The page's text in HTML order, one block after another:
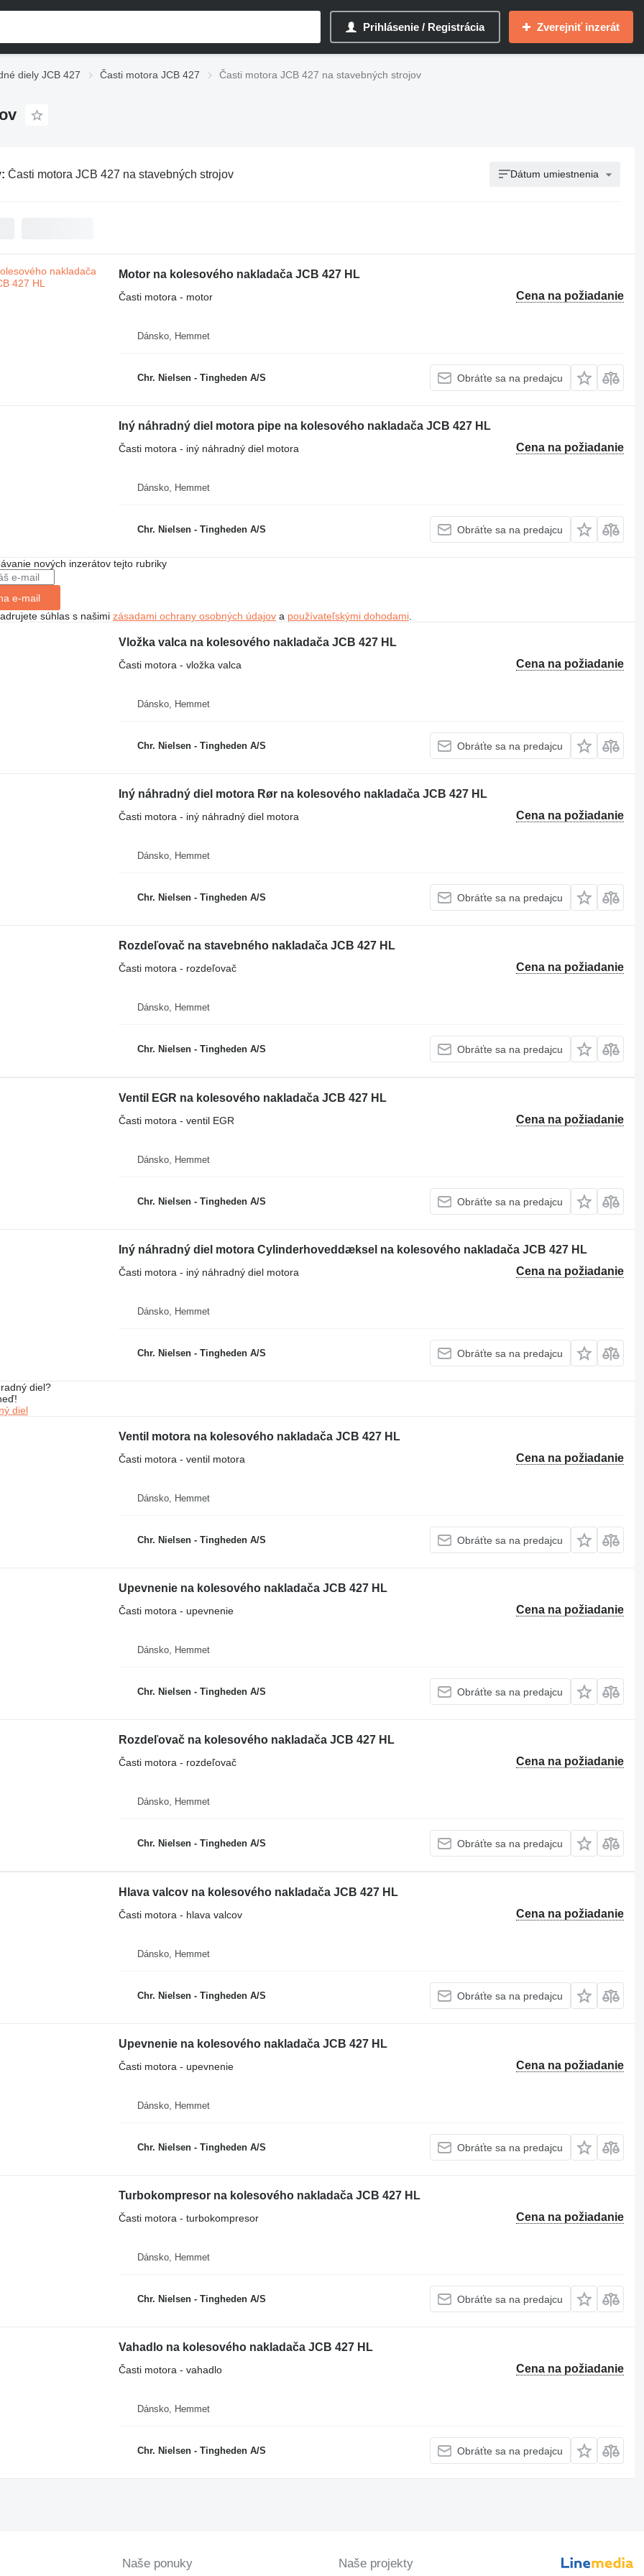
Prihlásenie / Registrácia Zverejniť inzerát
diely JCB 427 Časti motora JCB 427 Časti motora JCB 427 na stavebných strojov
Časti motora JCB 427 na stavebných strojov Dátum umiestnenia
Motor na kolesového nakladača JCB 427 HL
Cena na požiadanie
Časti motora - motor
Dánsko, Hemmet
Chr. Nielsen - Tingheden A/S Obráťte sa na predajcu
Iný náhradný diel motora pipe na kolesového nakladača JCB 427 HL
Cena na požiadanie
Časti motora - iný náhradný diel motora
Dánsko, Hemmet
Chr. Nielsen - Tingheden A/S Obráťte sa na predajcu
nových inzerátov tejto rubriky
e-mail
súhlas s našimi zásadami ochrany osobných údajova používateľskými dohodami.
Vložka valca na kolesového nakladača JCB 427 HL
Cena na požiadanie
Časti motora - vložka valca
Dánsko, Hemmet
Chr. Nielsen - Tingheden A/S Obráťte sa na predajcu
Iný náhradný diel motora Rør na kolesového nakladača JCB 427 HL
Cena na požiadanie
Časti motora - iný náhradný diel motora
Dánsko, Hemmet
Chr. Nielsen - Tingheden A/S Obráťte sa na predajcu
Rozdeľovač na stavebného nakladača JCB 427 HL
Cena na požiadanie
Časti motora - rozdeľovač
Dánsko, Hemmet
Chr. Nielsen - Tingheden A/S Obráťte sa na predajcu
Ventil EGR na kolesového nakladača JCB 427 HL
Cena na požiadanie
Časti motora - ventil EGR
Dánsko, Hemmet
Chr. Nielsen - Tingheden A/S Obráťte sa na predajcu
Iný náhradný diel motora Cylinderhoveddæksel na kolesového nakladača JCB 427 HL
Cena na požiadanie
Časti motora - iný náhradný diel motora
Dánsko, Hemmet
Chr. Nielsen - Tingheden A/S Obráťte sa na predajcu
diel?
diel
Ventil motora na kolesového nakladača JCB 427 HL
Cena na požiadanie
Časti motora - ventil motora
Dánsko, Hemmet
Chr. Nielsen - Tingheden A/S Obráťte sa na predajcu
Upevnenie na kolesového nakladača JCB 427 HL
Cena na požiadanie
Časti motora - upevnenie
Dánsko, Hemmet
Chr. Nielsen - Tingheden A/S Obráťte sa na predajcu
Rozdeľovač na kolesového nakladača JCB 427 HL
Cena na požiadanie
Časti motora - rozdeľovač
Dánsko, Hemmet
Chr. Nielsen - Tingheden A/S Obráťte sa na predajcu
Hlava valcov na kolesového nakladača JCB 427 HL
Cena na požiadanie
Časti motora - hlava valcov
Dánsko, Hemmet
Chr. Nielsen - Tingheden A/S Obráťte sa na predajcu
Upevnenie na kolesového nakladača JCB 427 HL
Cena na požiadanie
Časti motora - upevnenie
Dánsko, Hemmet
Chr. Nielsen - Tingheden A/S Obráťte sa na predajcu
Turbokompresor na kolesového nakladača JCB 427 HL
Cena na požiadanie
Časti motora - turbokompresor
Dánsko, Hemmet
Chr. Nielsen - Tingheden A/S Obráťte sa na predajcu
Vahadlo na kolesového nakladača JCB 427 HL
Cena na požiadanie
Časti motora - vahadlo
Dánsko, Hemmet
Chr. Nielsen - Tingheden A/S Obráťte sa na predajcu
Naše ponuky Naše projekty